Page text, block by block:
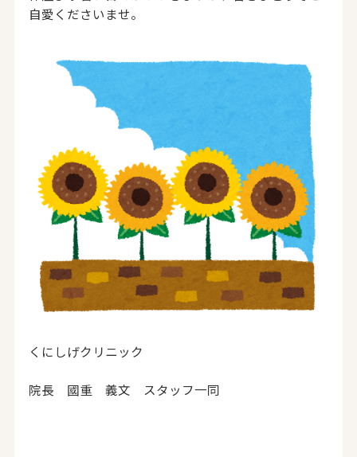
自愛くださいませ。
くにしげクリニック
院長 國重 義文 スタッフ一同